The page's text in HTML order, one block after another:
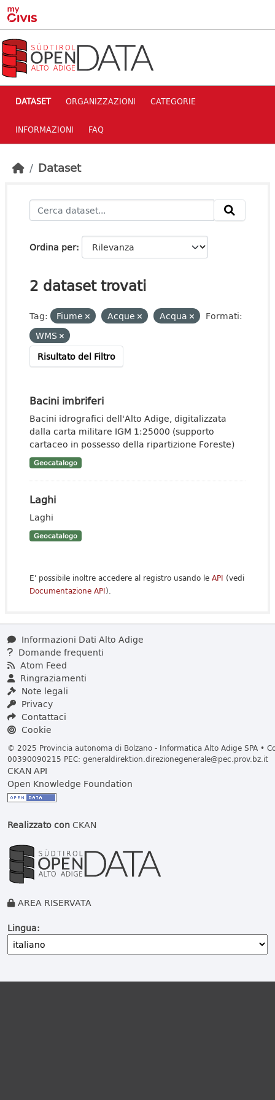
Skip to main content
DATASET ORGANIZZAZIONI CATEGORIE
INFORMAZIONI FAQ
Dataset
Ordina per
2 dataset trovati
Tag: Fiume Acque Acqua
Formati:
WMS
Risultato del Filtro
Bacini imbriferi
Bacini idrografici dell'Alto Adige, digitalizzata
dalla carta militare IGM 1:25000 (supporto
cartaceo in possesso della ripartizione Foreste)
Geocatalogo
Laghi
Laghi
Geocatalogo
E' possibile inoltre accedere al registro usando le API (vedi
Documentazione API).
Informazioni Dati Alto Adige
Domande frequenti
Atom Feed
Ringraziamenti
Note legali
Privacy
Contattaci
Cookie
© 2025 Provincia autonoma di Bolzano - Informatica Alto Adige SPA •
00390090215 PEC: generaldirektion.direzionegenerale@pec.prov.bz.it
CKAN API
Open Knowledge Foundation
Realizzato conCKAN
AREA RISERVATA
Lingua